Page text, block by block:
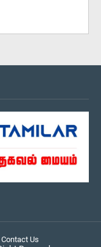
Contact Us